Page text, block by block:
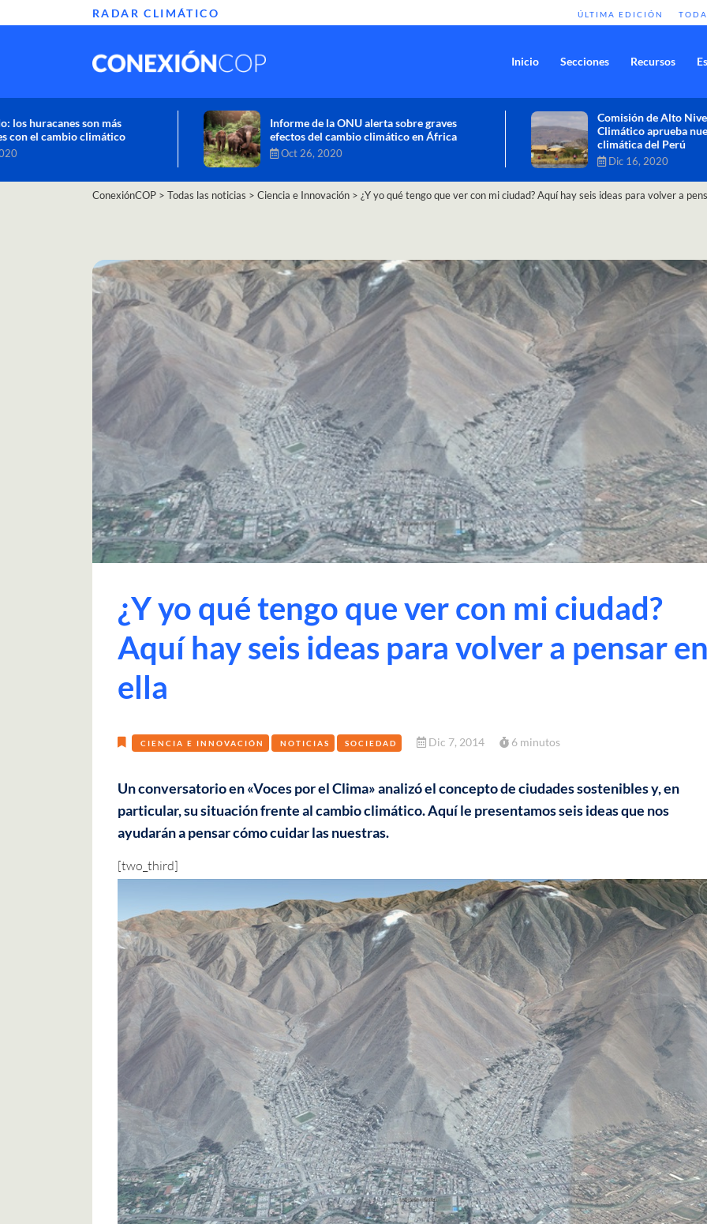
RADAR CLIMÁTICO ÚLTIMA EDICIÓN
Inicio Secciones Recursos
Informe de la ONU alerta sobre graves
efectos del cambio climático en África
Comisión de Alto Nivel de Cambio
Climático aprueba nueva ambición
climática del Perú
ConexiónCOP > Todas las noticias > Ciencia e Innovación > ¿Y yo qué tengo que ver con mi ciudad? Aquí hay seis ideas para volver a
¿Y yo qué tengo que ver con mi ciudad?
Aquí hay seis ideas para volver a pensar
ella
CIENCIA E INNOVACIÓN NOTICIAS SOCIEDAD Dic 7, 2014 6 minutos
Un conversatorio en «Voces por el Clima» analizó el concepto de ciudades sostenibles y, en
particular, su situación frente al cambio climático. Aquí le presentamos seis ideas que nos
ayudarán a pensar cómo cuidar las nuestras.
[two_third]